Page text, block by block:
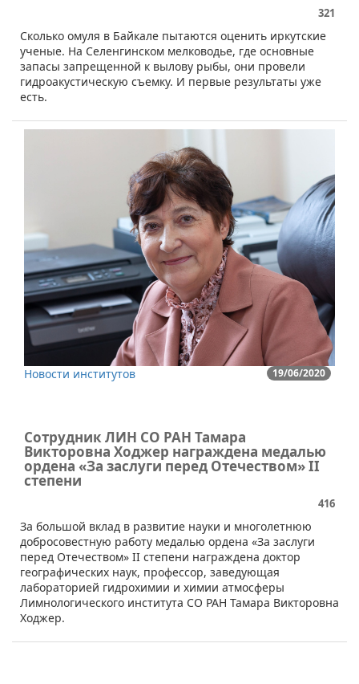
321
Сколько омуля в Байкале пытаются оценить иркутские
ученые. На Селенгинском мелководье, где основные
запасы запрещенной к вылову рыбы, они провели
гидроакустическую съемку. И первые результаты уже
есть.
19/06/2020
Новости институтов
Сотрудник ЛИН СО РАН Тамара
Викторовна Ходжер награждена медалью
ордена «За заслуги перед Отечеством» II
степени
416
​За большой вклад в развитие науки и многолетнюю
добросовестную работу медалью ордена «За заслуги
перед Отечеством» II степени награждена доктор
географических наук, профессор, заведующая
лабораторией гидрохимии и химии атмосферы
Лимнологического института СО РАН Тамара Викторовна
Ходжер.